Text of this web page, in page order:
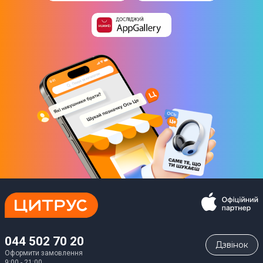
044 502 70 20
Оформити замовлення
Дзвiнок